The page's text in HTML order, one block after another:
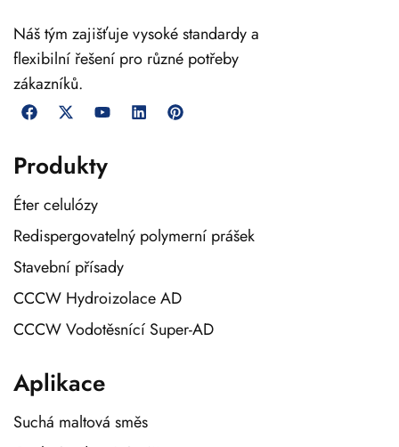
Náš tým zajišťuje vysoké standardy a
flexibilní řešení pro různé potřeby
zákazníků.
Produkty
Éter celulózy
Redispergovatelný polymerní prášek
Stavební přísady
CCCW Hydroizolace AD
CCCW Vodotěsnící Super-AD
Aplikace
Suchá maltová směs